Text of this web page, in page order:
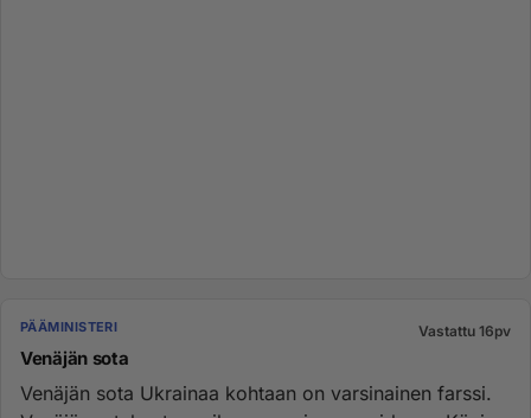
PÄÄMINISTERI Vastattu 16pv
Venäjän sota
Venäjän sota Ukrainaa kohtaan on varsinainen farssi.